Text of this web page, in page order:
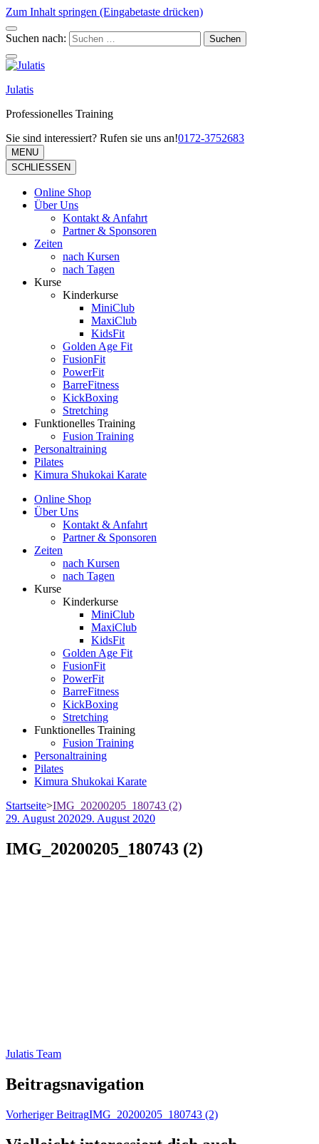
Zum Inhalt springen (Eingabetaste drücken)
Suchen nach:
Julatis
Professionelles Training
Sie sind interessiert? Rufen sie uns an!0172-3752683
MENU
SCHLIESSEN
Online Shop
Über Uns
Kontakt & Anfahrt
Partner & Sponsoren
Zeiten
nach Kursen
nach Tagen
Kurse
Kinderkurse
MiniClub
MaxiClub
KidsFit
Golden Age Fit
FusionFit
PowerFit
BarreFitness
KickBoxing
Stretching
Funktionelles Training
Fusion Training
Personaltraining
Pilates
Kimura Shukokai Karate
Online Shop
Über Uns
Kontakt & Anfahrt
Partner & Sponsoren
Zeiten
nach Kursen
nach Tagen
Kurse
Kinderkurse
MiniClub
MaxiClub
KidsFit
Golden Age Fit
FusionFit
PowerFit
BarreFitness
KickBoxing
Stretching
Funktionelles Training
Fusion Training
Personaltraining
Pilates
Kimura Shukokai Karate
Startseite>IMG_20200205_180743 (2)
29. August 202029. August 2020
IMG_20200205_180743 (2)
Julatis Team
Beitragsnavigation
Vorheriger BeitragIMG_20200205_180743 (2)